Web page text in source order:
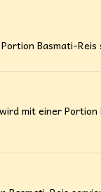
Basmati-Reis
mit einer Portion